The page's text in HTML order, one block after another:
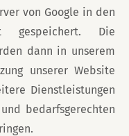
von Google in den
gespeichert. Die
dann in unserem
unserer Website
Dienstleistungen
bedarfsgerechten